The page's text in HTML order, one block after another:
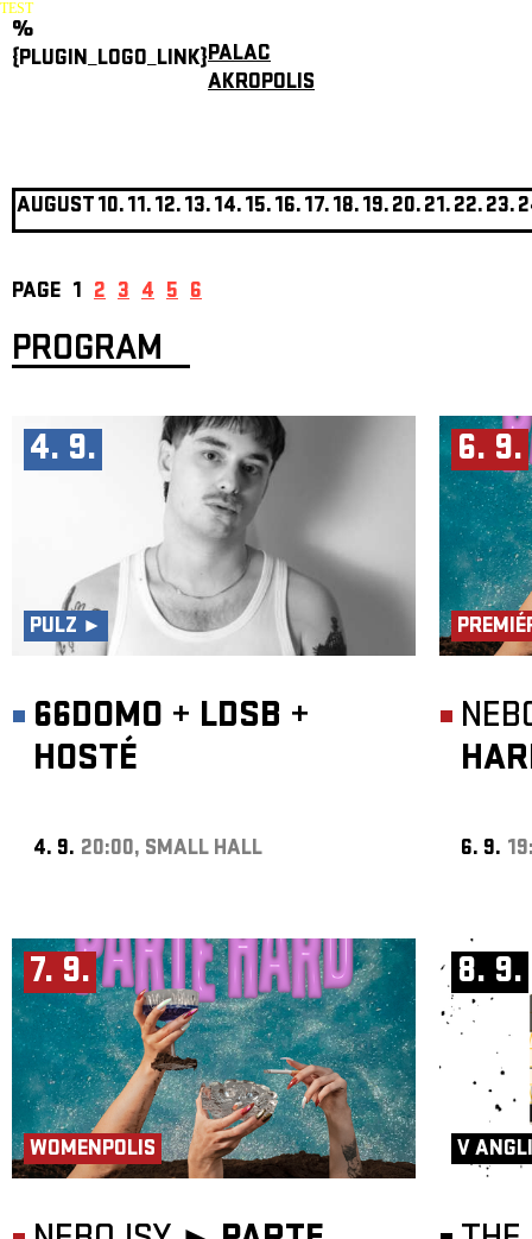
TEST
%
{PLUGIN_LOGO_LINK}PALAC
AKROPOLIS
AUGUST10.11.12.13.14.15.16.17.18.19.20.21.22.23.
PAGE 1 2 3 4 5 6
PROGRAM
4. 9.
PULZ ►
66DOMO + LDSB +
HOSTÉ
4. 9. 20:00, SMALL HALL
6. 9.
6. 9.
7. 9.
WOMENPOLIS
8. 9.
V